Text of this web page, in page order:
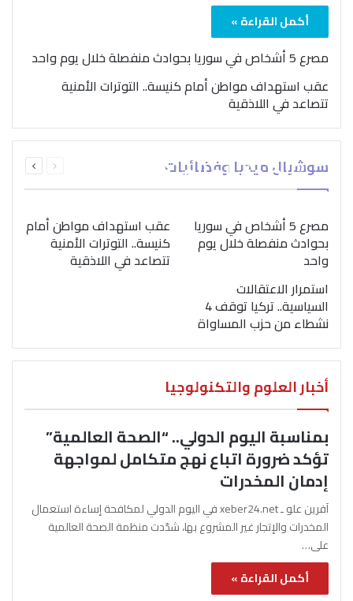
أكمل القراءة »
مصرع 5 أشخاص في سوريا بحوادث منفصلة خلال يوم واحد
عقب استهداف مواطن أمام كنيسة.. التوترات الأمنية
تتصاعد في اللاذقية
سوشيال ميديا وفضائيات الصفحةالصفحة
بمناسبة اليوم الدولي..
“الصحة العالمية” تؤكد
ضرورة اتباع نهج متكامل
لمواجهة إدمان المخدرات
مصرع 5 أشخاص في سوريا
بحوادث منفصلة خلال يوم
واحد
عقب استهداف مواطن أمام
كنيسة.. التوترات الأمنية
تتصاعد في اللاذقية
استمرار الاعتقالات
السياسية.. تركيا توقف 4
نشطاء من حزب المساواة
أخبار العلوم والتكنولوجيا
بمناسبة اليوم الدولي.. “الصحة العالمية”
تؤكد ضرورة اتباع نهج متكامل لمواجهة
إدمان المخدرات
آفرين علو ـ xeber24.net في اليوم الدولي لمكافحة إساءة استعمال
المخدرات والإتجار غير المشروع بها، شدّدت منظمة الصحة العالمية
على…
أكمل القراءة »